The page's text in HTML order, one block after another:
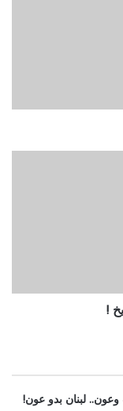
!
لبنان بدو عون!